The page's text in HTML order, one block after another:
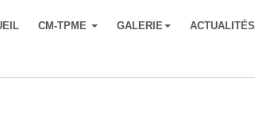
CM-TPME GALERIE ACTUALITÉS